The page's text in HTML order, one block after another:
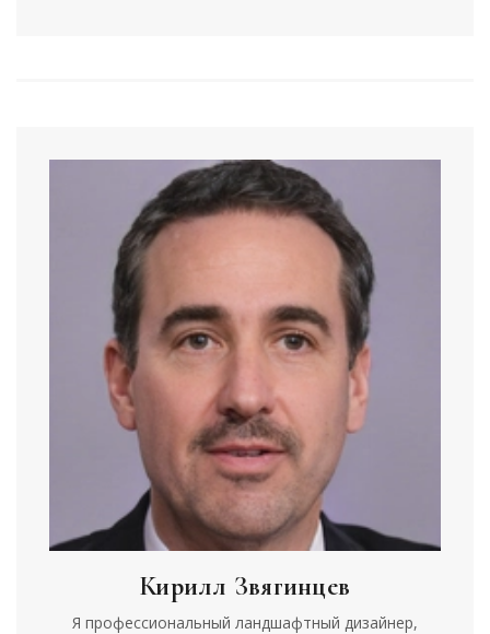
Кирилл Звягинцев
Я профессиональный ландшафтный дизайнер,